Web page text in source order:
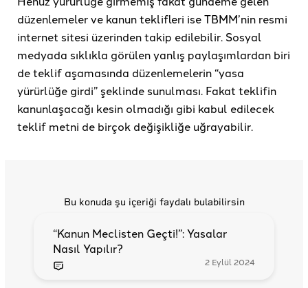
düzenlemeler ve kanun teklifleri ise TBMM’nin resmi
internet sitesi üzerinden takip edilebilir. Sosyal
medyada sıklıkla görülen yanlış paylaşımlardan biri
de teklif aşamasında düzenlemelerin “yasa
yürürlüğe girdi” şeklinde sunulması. Fakat teklifin
kanunlaşacağı kesin olmadığı gibi kabul edilecek
teklif metni de birçok değişikliğe uğrayabilir.
Bu konuda şu içeriği faydalı bulabilirsin
“Kanun Meclisten Geçti!”: Yasalar
Nasıl Yapılır?
2 Eylül 2024